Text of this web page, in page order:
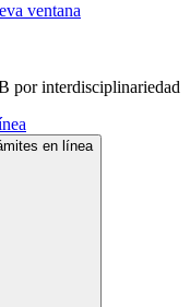
ventana
por interdisciplinariedad
en línea